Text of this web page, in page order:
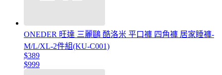
ONEDER 旺達 三麗鷗 酷洛米 平口褲 四角褲 居家睡褲-
M/L/XL-2件組(KU-C001)
$389
$999